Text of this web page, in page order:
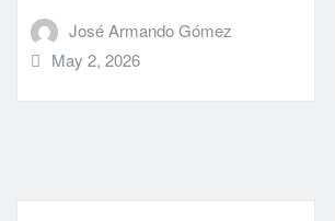
José Armando Gómez
May 2, 2026